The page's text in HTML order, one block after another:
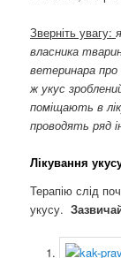
Зверніть увагу:
власника
ветеринара
ж укус
поміщають в
проводять ряд
Лікування
Терапію слід
укусу.